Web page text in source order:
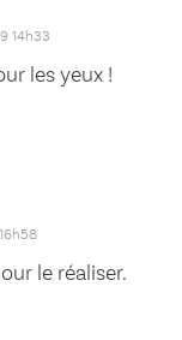
14h33
les yeux !
le réaliser.